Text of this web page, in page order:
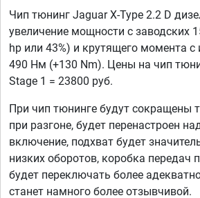
Чип тюнинг Jaguar X-Type 2.2 D
увеличение мощности с заводских
hp или 43%) и крутящего момента
490 Нм (+130 Nm). Цены на чип
Stage 1 = 23800 руб.
При чип тюнинге будут сокращены
при разгоне, будет перенастроен
включение, подхват будет
низких оборотов, коробка передач
будет переключать более
станет намного более отзывчивой.